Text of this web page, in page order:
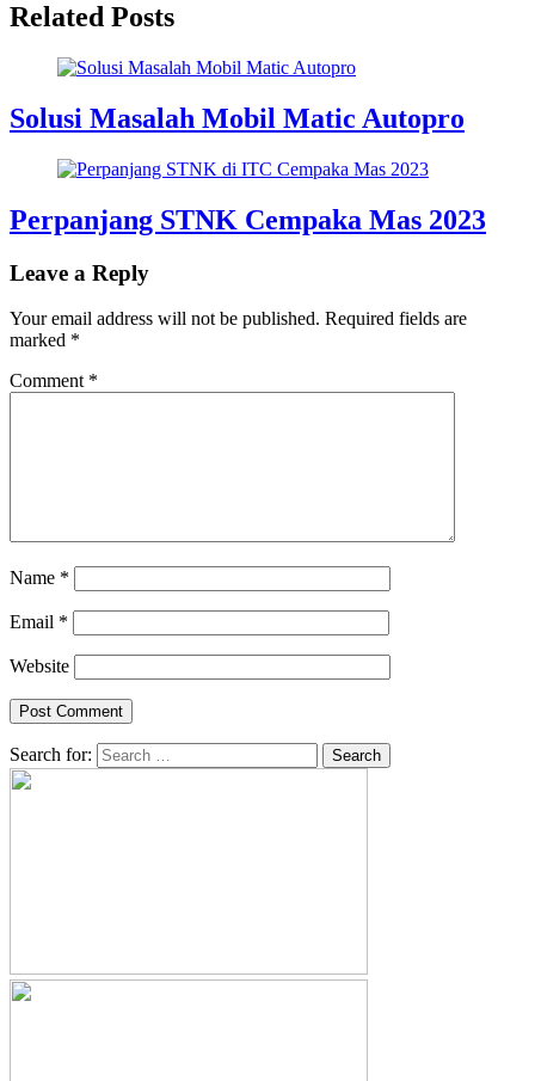
Related Posts
Solusi Masalah Mobil Matic Autopro
Perpanjang STNK Cempaka Mas 2023
Leave a Reply
Your email address will not be published. Required fields are
marked *
Comment *
Name *
Email *
Website
Search for: